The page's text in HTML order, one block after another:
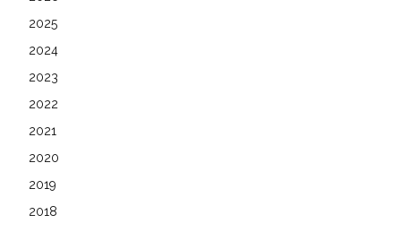
2025
2024
2023
2022
2021
2020
2019
2018